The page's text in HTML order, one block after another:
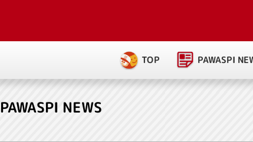
TOP PAWASPI
PAWASPI NEWS